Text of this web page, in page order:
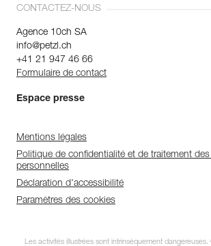
CONTACTEZ-NOUS
Agence 10ch SA
info@petzl.ch
+41 21 947 46 66
Formulaire de contact
Espace presse
Mentions légales
Politique de confidentialité et de traitement
personnelles
Déclaration d'accessibilité
Paramètres des cookies
Les activités illustrées sont intrinsèquement